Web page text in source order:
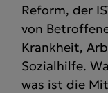
Reform, der
von
Krankheit,
Sozialhilfe.
was ist die